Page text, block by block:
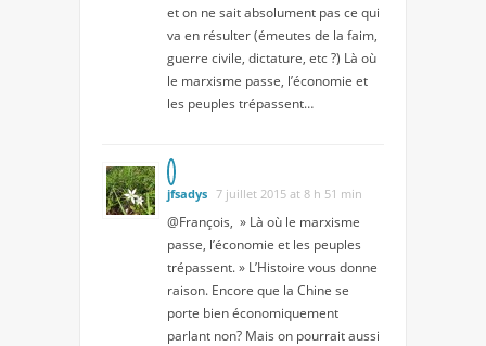
et on ne sait absolument pas ce qui
va en résulter (émeutes de la faim,
guerre civile, dictature, etc ?) Là où
le marxisme passe, l’économie et
les peuples trépassent…
jfsadys 7 juillet 2015 at 8 h 51 min
@François, » Là où le marxisme
passe, l’économie et les peuples
trépassent. » L’Histoire vous donne
raison. Encore que la Chine se
porte bien économiquement
parlant non? Mais on pourrait aussi